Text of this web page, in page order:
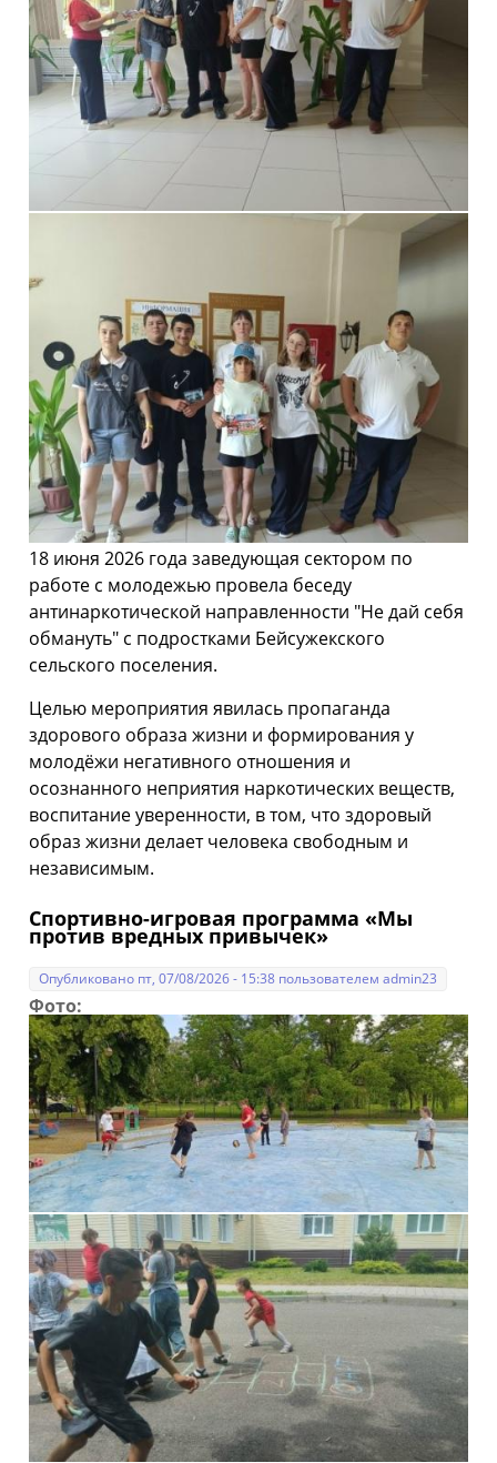
18 июня 2026 года заведующая сектором по
работе с молодежью провела беседу
антинаркотической направленности "Не дай себя
обмануть" с подростками Бейсужекского
сельского поселения.
Целью мероприятия явилась пропаганда
здорового образа жизни и формирования у
молодёжи негативного отношения и
осознанного неприятия наркотических веществ,
воспитание уверенности, в том, что здоровый
образ жизни делает человека свободным и
независимым.
Спортивно-игровая программа «Мы
против вредных привычек»
Опубликовано пт, 07/08/2026 - 15:38 пользователемadmin23
Фото: